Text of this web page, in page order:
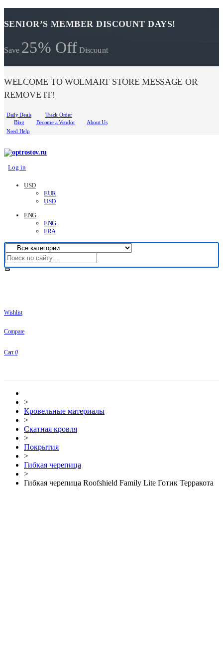
SENIOR’S MEMBER DISCOUNT DAYS!
Save 25% Off Discount
WELCOME TO WOLMART STORE MESSAGE OR
REMOVE IT!
Daily Deals
Track Order
Blog
Become a Vendor
About Us
Need Help
Log in
USD
EUR
USD
ENG
ENG
FRA
Wishlist
Compare
Cart 0
>
Кровельные материалы
>
Скатная кровля
>
Покрытия
>
Гибкая черепица
>
Гибкая черепица Roofshield Family Lite Готик Терракота